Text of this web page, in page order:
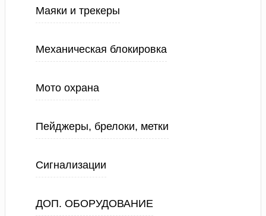
Маяки и трекеры
Механическая блокировка
Мото охрана
Пейджеры, брелоки, метки
Сигнализации
ДОП. ОБОРУДОВАНИЕ